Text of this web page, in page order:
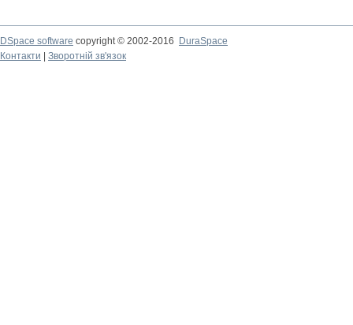
DSpace software copyright © 2002-2016
DuraSpace
Контакти
Зворотній зв'язок